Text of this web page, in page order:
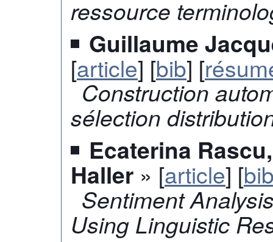
ressource
Guillaume
[article] [bib] [
Construction
sélection
Ecaterina
Haller » [article] [
Sentiment
Using Linguistic